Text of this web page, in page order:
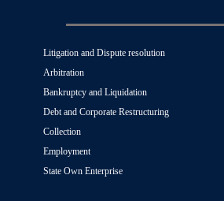
Litigation and Dispute resolution
Arbitration
Bankruptcy and Liquidation
Debt and Corporate Restructuring
Collection
Employment
State Own Enterprise